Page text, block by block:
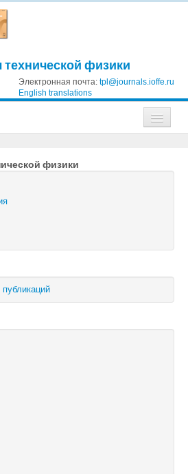
физики
Электронная почта: tpl@journals.ioffe.ru
English translations
физики
физики
физики